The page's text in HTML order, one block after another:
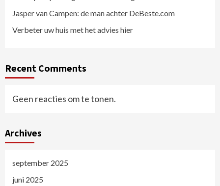
Jasper van Campen: de man achter DeBeste.com
Verbeter uw huis met het advies hier
Recent Comments
Geen reacties om te tonen.
Archives
september 2025
juni 2025